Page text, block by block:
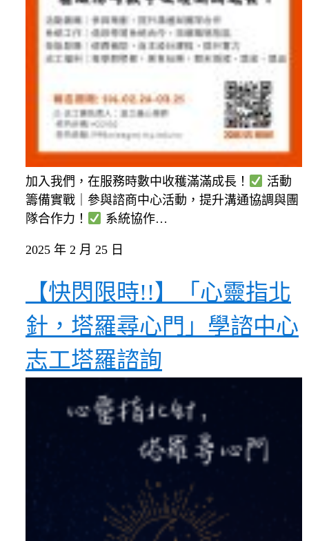
加入我們，在服務時數中收穫滿滿成長！
活動
籌備實戰｜參與諮商中心活動，提升溝通協調與團
隊合作力！
系統協作…
2025 年 2 月 25 日
【快閃限時!!】「心靈指北
針，塔羅尋心門」學諮中心
志工塔羅諮詢